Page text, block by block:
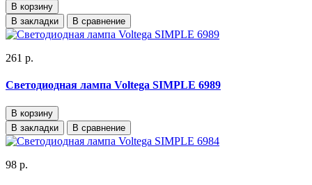
В корзину
В закладки
В сравнение
261 р.
Светодиодная лампа Voltega SIMPLE 6989
В корзину
В закладки
В сравнение
98 р.